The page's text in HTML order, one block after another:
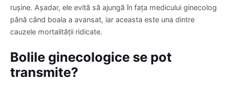
rușine. Așadar, ele evită să ajungă în fața medicului ginecolog
până când boala a avansat, iar aceasta este una dintre
cauzele mortalității ridicate.
Bolile ginecologice se pot
transmite?